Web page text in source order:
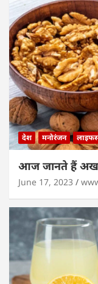
देश मनोरंजन
आज जानते हैं
June 17, 2023